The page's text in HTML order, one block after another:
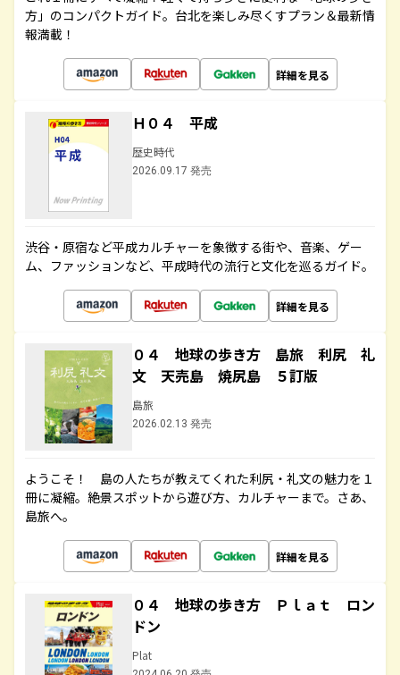
方」のコンパクトガイド。台北を楽しみ尽くすプラン＆最新情
報満載！
詳細を見る
Ｈ０４ 平成
歴史時代
2026.09.17 発売
渋谷・原宿など平成カルチャーを象徴する街や、音楽、ゲー
ム、ファッションなど、平成時代の流行と文化を巡るガイド。
詳細を見る
０４ 地球の歩き方 島旅 利尻 礼
文 天売島 焼尻島 ５訂版
島旅
2026.02.13 発売
ようこそ！ 島の人たちが教えてくれた利尻・礼文の魅力を１
冊に凝縮。絶景スポットから遊び方、カルチャーまで。さあ、
島旅へ。
詳細を見る
０４ 地球の歩き方 Ｐｌａｔ ロン
ドン
Plat